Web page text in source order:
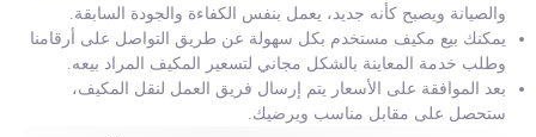
والصيانة ويصبح كأنه جديد، يعمل بنفس الكفاءة والجودة السابقة.
يمكنك بيع مكيف مستخدم بكل سهولة عن طريق التواصل على أرقامنا
وطلب خدمة المعاينة بالشكل مجاني لتسعير المكيف المراد بيعه.
بعد الموافقة على الأسعار يتم إرسال فريق العمل لنقل المكيف،
ستحصل على مقابل مناسب ويرضيك.